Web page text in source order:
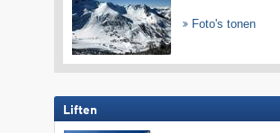
Foto's tonen
Liften